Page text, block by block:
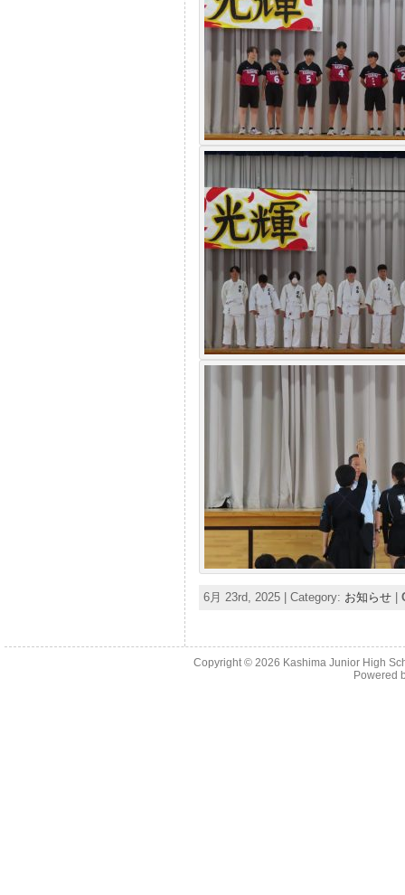
6月 23rd, 2025 | Category: お知らせ|
Copyright © 2026 Kashima Junior High
Powered